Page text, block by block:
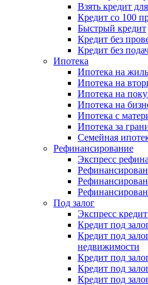
Взять кредит
Кредит со 100
Быстрый кредит
Кредит без
Кредит без
Ипотека
Ипотека на
Ипотека на
Ипотека на
Ипотека на
Ипотека с
Ипотека за
Семейная
Рефинансирование
Экспресс
Под залог
Экспресс
Кредит под
Кредит под
недвижимости
Кредит под
Кредит под
Кредит под